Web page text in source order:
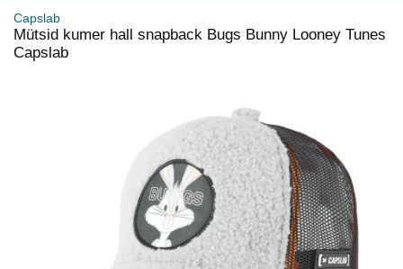
Capslab
Mütsid kumer hall snapback Bugs Bunny Looney Tunes
Capslab